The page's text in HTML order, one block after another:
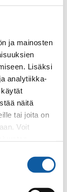
ja mainosten
Lisäksi
analytiikka-
näitä
tai joita on
Voit
anställs är
är bl.a.
om